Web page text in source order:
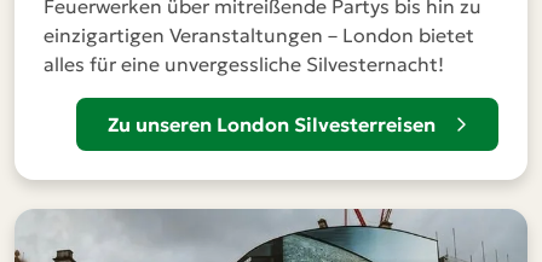
Feuerwerken über mitreißende Partys bis hin zu
einzigartigen Veranstaltungen – London bietet
alles für eine unvergessliche Silvesternacht!
Zu unseren London Silvesterreisen